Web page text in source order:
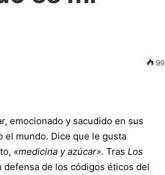
99
emocionado y sacudido en sus
el mundo. Dice que le gusta
«medicina y azúcar». TrasLos
defensa de los códigos éticos del